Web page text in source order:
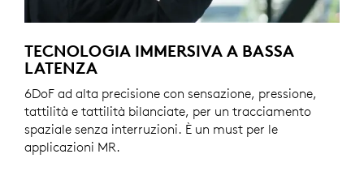
TECNOLOGIA IMMERSIVA A BASSA
LATENZA
6DoF ad alta precisione con sensazione, pressione,
tattilità e tattilità bilanciate, per un tracciamento
spaziale senza interruzioni. È un must per le
applicazioni MR.